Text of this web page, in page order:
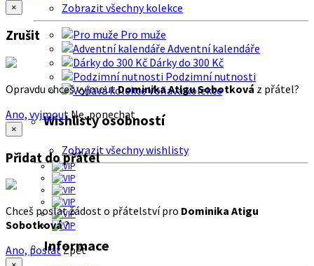
Zobrazit všechny kolekce
Pro muže
Adventní kalendáře
Dárky do 300 Kč
Podzimní nutnosti
Voňavá kolekce
Wishlisty osobností
Zobrazit všechny wishlisty
Informace
×
Zrušit
Opravdu chceš vyjmoutDominika Atigu Sobotková z přátel?
Ano, vyjmout Ne, ponechat
×
Přidat do přátel
Chceš poslat žádost o přátelství pro Dominika Atigu
Sobotková?
Ano, poslatZpět